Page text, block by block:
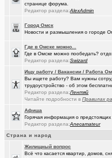
НЕ рекомендую из посл,
Рекомендую из посл,
Социальная инженерия
СШ-5(um5939) +4
Здоровье - это решение личных
Сериалы - лучшие по вашему
Осведомлённый источник
Кто что ест или пьёт прямо
А помните в Омске...(Silverto..)
странице форума.
Редактор раздела:AlexAdmin
Город Омск
Новости и размышления о городе
Где в Омске можно...
Где в Омске можно пообедать?
Редактор раздела:Swizard
Ищу работу / Вакансии / Работа
Вы ищете работу? Вам нужны
трудоустройство - об этом
Редактор раздела:Лентяй
Читайте подробности в Правилах
Афиша
Горячая информация о предстоящих
Редактор раздела:Anecamateur
Страна и народ
Жилищный вопрос
Всё что касается квартир, домов,